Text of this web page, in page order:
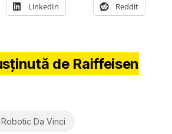
LinkedIn Reddit
de Raiffeisen
Da Vinci